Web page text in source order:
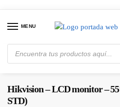
MENU
Inicio / Monitores & Proyectores / Monitores
Hikvision – LCD monitor –
STD)